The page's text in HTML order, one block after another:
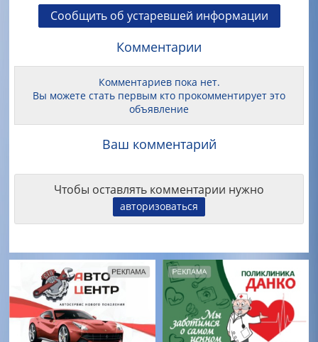
Сообщить об устаревшей информации
Комментарии
Комментариев пока нет.
Вы можете стать первым кто прокомментирует это
объявление
Ваш комментарий
Чтобы оставлять комментарии нужно
авторизоваться